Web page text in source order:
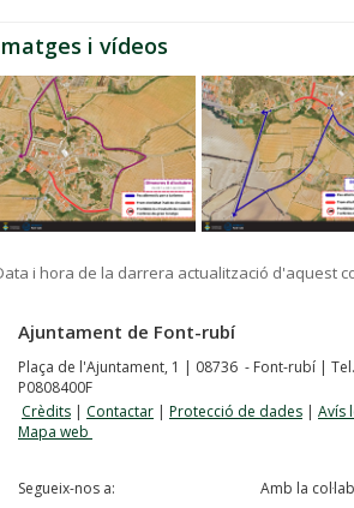
i vídeos
i hora de la darrera actualització d'aquest
Ajuntament de Font-rubí
Plaça de l'Ajuntament, 1 | 08736 - Font-rubí |
P0808400F
Crèdits | Contactar | Protecció de dades | Avís
Mapa web
Segueix-nos a: Amb la